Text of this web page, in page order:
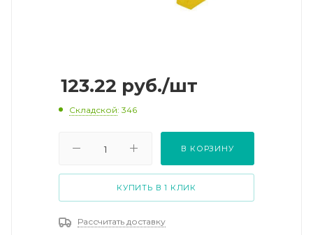
123.22 руб./шт
Складской: 346
В КОРЗИНУ
КУПИТЬ В 1 КЛИК
Рассчитать доставку